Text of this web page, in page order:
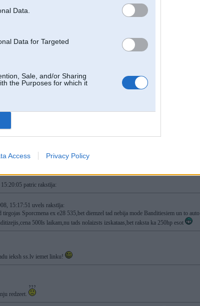
Data.
Data for Targeted
Sale, and/or Sharing
the Purposes for which it
Access Privacy Policy
bet tos jau var noraut un uzlikt normaalus
patric rakstīja:
15:17:51 uvels rakstīja:
tirgojas Sporcmena ex e28 535,bet diemzel tad nebija mode Banditiesiem un to
500ls laikam,nu tads nolaizsts izskataas,bet raksta ka 250hp esot
ieksh ss.lv iemet linku!
redzeet.